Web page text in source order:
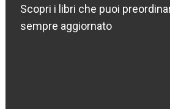
Scopri i libri che puoi
sempre aggiornato